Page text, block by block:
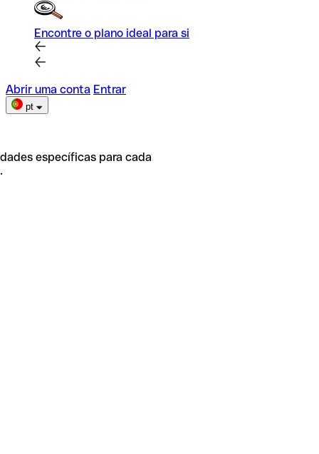
Encontre o plano ideal para si
Abrir uma conta Entrar
pt
específicas para cada